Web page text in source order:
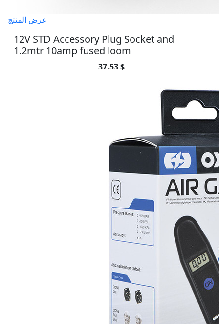
عرض المنتج
12V STD Accessory Plug Socket and
1.2mtr 10amp fused loom
37.53 $